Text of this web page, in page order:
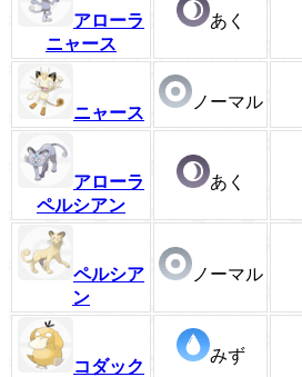
アローラ
ニャース
あく
ニャース
ノーマル
アローラ
ペルシアン
あく
ペルシア
ン
ノーマル
コダック
みず